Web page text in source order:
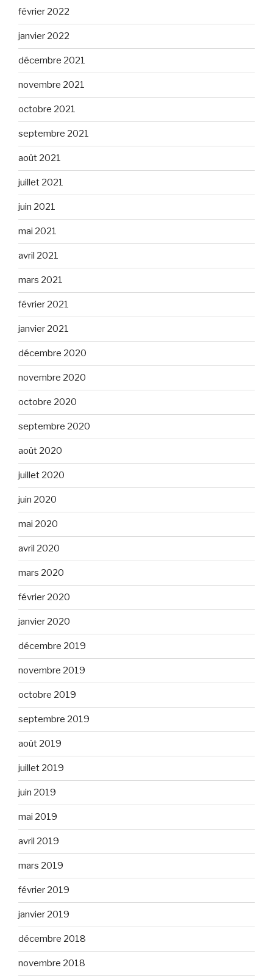
février 2022
janvier 2022
décembre 2021
novembre 2021
octobre 2021
septembre 2021
août 2021
juillet 2021
juin 2021
mai 2021
avril 2021
mars 2021
février 2021
janvier 2021
décembre 2020
novembre 2020
octobre 2020
septembre 2020
août 2020
juillet 2020
juin 2020
mai 2020
avril 2020
mars 2020
février 2020
janvier 2020
décembre 2019
novembre 2019
octobre 2019
septembre 2019
août 2019
juillet 2019
juin 2019
mai 2019
avril 2019
mars 2019
février 2019
janvier 2019
décembre 2018
novembre 2018